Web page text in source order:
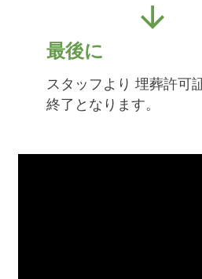
最後に
スタッフより 埋葬許可
終了となります。